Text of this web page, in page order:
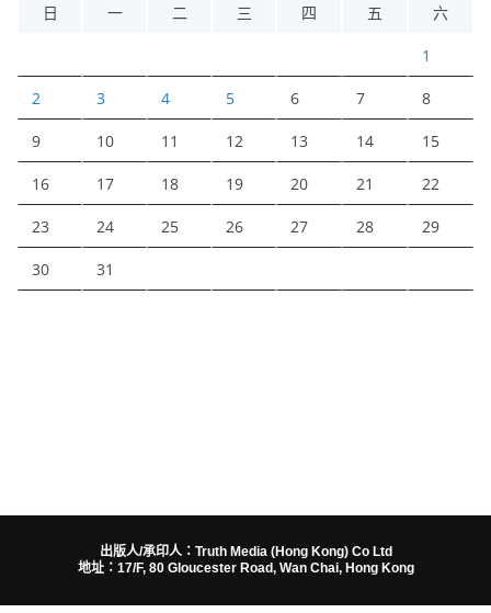
日
一 二 三 四 五 六
1
2 3 4 5 6 7 8
9 10 11 12 13 14 15
16 17 18 19 20 21 22
23 24 25 26 27 28 29
30 31
出版人/承印人：Truth Media (Hong Kong) Co Ltd
地址：17/F, 80 Gloucester Road, Wan Chai, Hong Kong